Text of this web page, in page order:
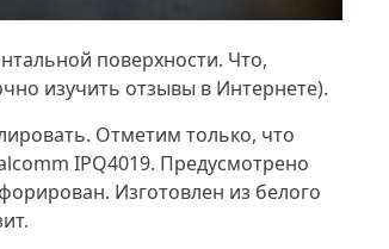
поверхности. Что,
изучить отзывы в Интернете).
Отметим только, что
IPQ4019. Предусмотрено
Изготовлен из белого